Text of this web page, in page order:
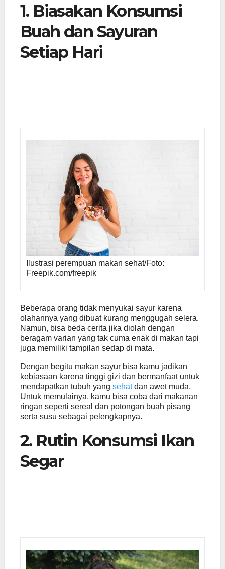
1. Biasakan Konsumsi
Buah dan Sayuran
Setiap Hari
Ilustrasi perempuan makan sehat/Foto:
Freepik.com/freepik
Beberapa orang tidak menyukai sayur karena
olahannya yang dibuat kurang menggugah selera.
Namun, bisa beda cerita jika diolah dengan
beragam varian yang tak cuma enak di makan tapi
juga memiliki tampilan sedap di mata.
Dengan begitu makan sayur bisa kamu jadikan
kebiasaan karena tinggi gizi dan bermanfaat untuk
mendapatkan tubuh yang sehatdan awet muda.
Untuk memulainya, kamu bisa coba dari makanan
ringan seperti sereal dan potongan buah pisang
serta susu sebagai pelengkapnya.
2. Rutin Konsumsi Ikan
Segar